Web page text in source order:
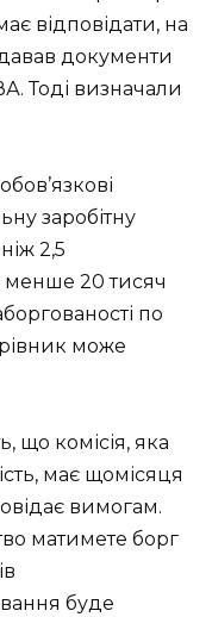
відповідати, на
документи
Тоді визначали
заробітну
2,5
менше 20 тисяч
по
може
що комісія, яка
має щомісяця
вимогам.
матимете борг
буде